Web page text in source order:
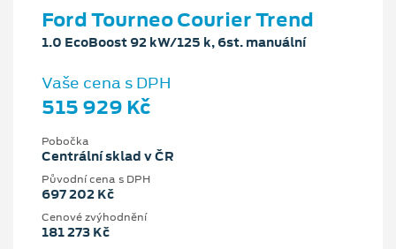
Ford Tourneo Courier Trend
1.0 EcoBoost 92 kW/125 k, 6st. manuální
Vaše cena s DPH
515 929 Kč
Pobočka
Centrální sklad v ČR
Původní cena s DPH
697 202 Kč
Cenové zvýhodnění
181 273 Kč